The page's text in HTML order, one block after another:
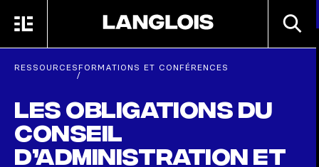
MENU
RESSOURCES
/
FORMATIONS ET CONFÉRENCES
Les obligations du
conseil
d’administration et